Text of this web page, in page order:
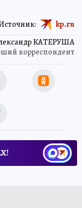
КАТЕРУША
корреспондент
kp.ru